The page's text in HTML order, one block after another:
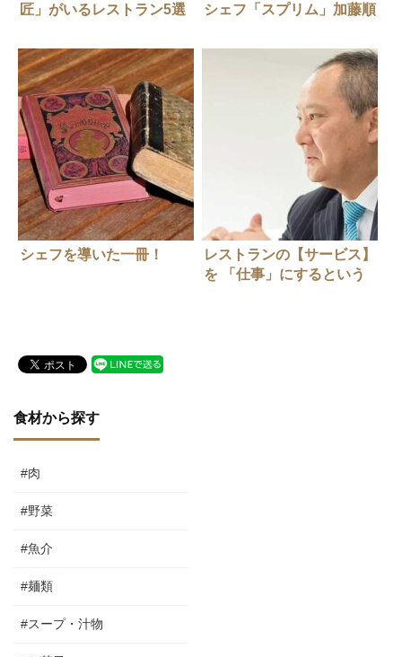
匠」がいるレストラン5選
シェフ「スプリム」加藤順
シェフを導いた一冊！
レストランの【サービス】
を 「仕事」にするという
食材から探す
#肉
#野菜
#魚介
#麺類
#スープ・汁物